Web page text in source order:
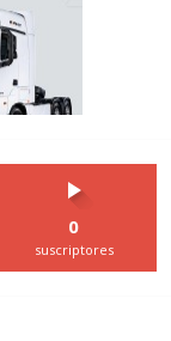
0
suscriptores